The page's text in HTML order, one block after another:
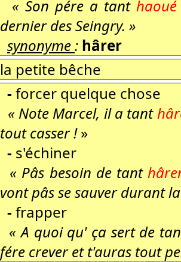
« Son pére a tant haoué
dernier des Seingry. »
synonyme: hârer
la petite bêche
- forcer quelque chose
« Note Marcel, il a tant
tout casser !»
- s'échiner
« Pâs besoin de tant
vont pâs se sauver durant
- frapper
« A quoi qu' ça sert de
fére crever et t'auras tout